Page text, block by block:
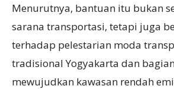
Menurutnya, bantuan itu bukan
sarana transportasi, tetapi juga
terhadap pelestarian moda
tradisional Yogyakarta dan
mewujudkan kawasan rendah